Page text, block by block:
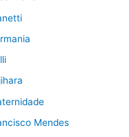
Mendes